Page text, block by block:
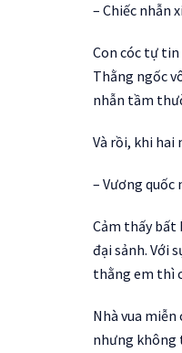
– Chiếc nhẫn
Con cóc tự
Thằng ngốc
nhẫn tầm
Và rồi, khi
– Vương quốc
Cảm thấy bất
đại sảnh. Với
thằng em thì
Nhà vua
nhưng không